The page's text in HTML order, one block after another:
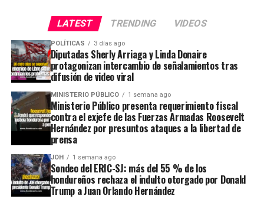
LATEST TRENDING VIDEOS
POLÍTICAS 3 días ago
Diputadas Sherly Arriaga y Linda Donaire
protagonizan intercambio de señalamientos tras
difusión de video viral
MINISTERIO PÚBLICO 1 semana ago
Ministerio Público presenta requerimiento fiscal
contra el exjefe de las Fuerzas Armadas Roosevelt
Hernández por presuntos ataques a la libertad de
prensa
JOH 1 semana ago
Sondeo del ERIC-SJ: más del 55 % de los
hondureños rechaza el indulto otorgado por Donald
Trump a Juan Orlando Hernández